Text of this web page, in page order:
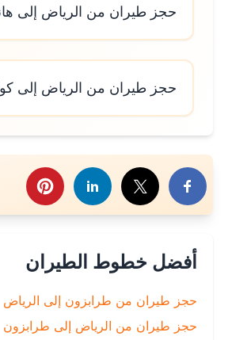
حجز طيران من الرياض إلى هانوي
حجز طيران من الرياض إلى كولومبو
هذا الموضوع
أفضل خطوط الطيران
حجز طيران من طرابزون إلى الرياض
|
حجز طيران من الرياض إلى طرابزون |